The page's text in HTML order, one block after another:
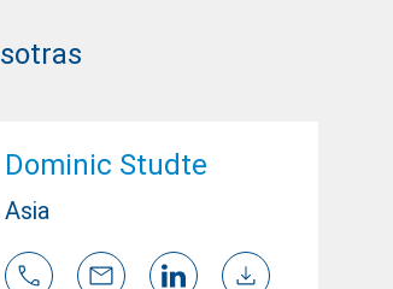
Dominic Studte
Asia